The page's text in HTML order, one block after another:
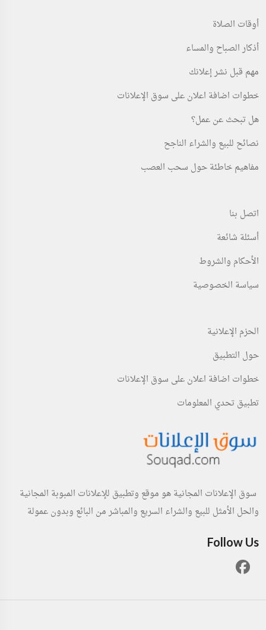
أوقات الصلاة
أذكار الصباح والمساء
مهم قبل نشر إعلانك
خطوات اضافة اعلان على سوق الإعلانات
هل تبحث عن عمل؟
نصائح للبيع والشراء الناجح
مفاهيم خاطئة حول سحب العصب
اتصل بنا
أسئلة شائعة
الأحكام والشروط
سياسة الخصوصية
الحزم الإعلانية
حول التطبيق
خطوات اضافة اعلان على سوق الإعلانات
تطبيق تحدي المعلومات
سوق الإعلانات المجانية هو موقع وتطبيق للإعلانات المبوبة المجانية
والحل الأمثل للبيع والشراء السريع والمباشر من البائع وبدون عمولة
Follow Us